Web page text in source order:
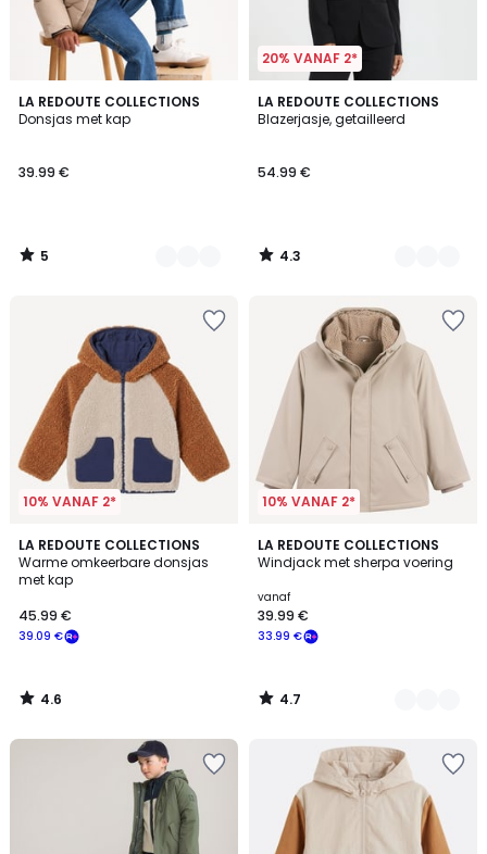
LA REDOUTE COLLECTIONS
Donsjas met kap
39.99 €
5
/
2
Kleuren
5
/
20% VANAF 2*
LA REDOUTE COLLECTIONS
Blazerjasje, getailleerd
54.99 €
4.3
/ 5
3
Kleuren
4.3
/
10% VANAF 2*
LA REDOUTE COLLECTIONS
Warme omkeerbare donsjas
met kap
39.09 €
45.99 €
4.6
/ 5
4.6
/
10% VANAF 2*
LA REDOUTE COLLECTIONS
Windjack met sherpa voering
vanaf
33.99 €
39.99 €
4.7
/ 5
3
Kleuren
4.7
/